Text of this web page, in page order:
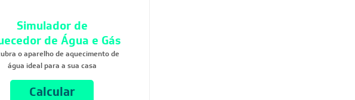
Simulador de
de Água e Gás
o aparelho de aquecimento de
água ideal para a sua casa
Calcular